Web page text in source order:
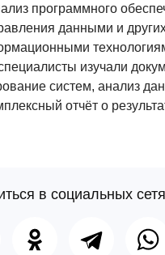
программного
данными и
изучали
систем, анализ
отчёт о
в социальных